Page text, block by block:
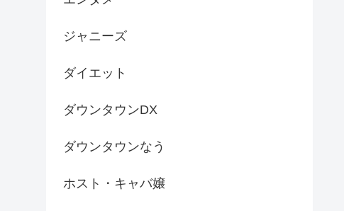
ジャニーズ
ダイエット
ダウンタウンDX
ダウンタウンなう
ホスト・キャバ嬢